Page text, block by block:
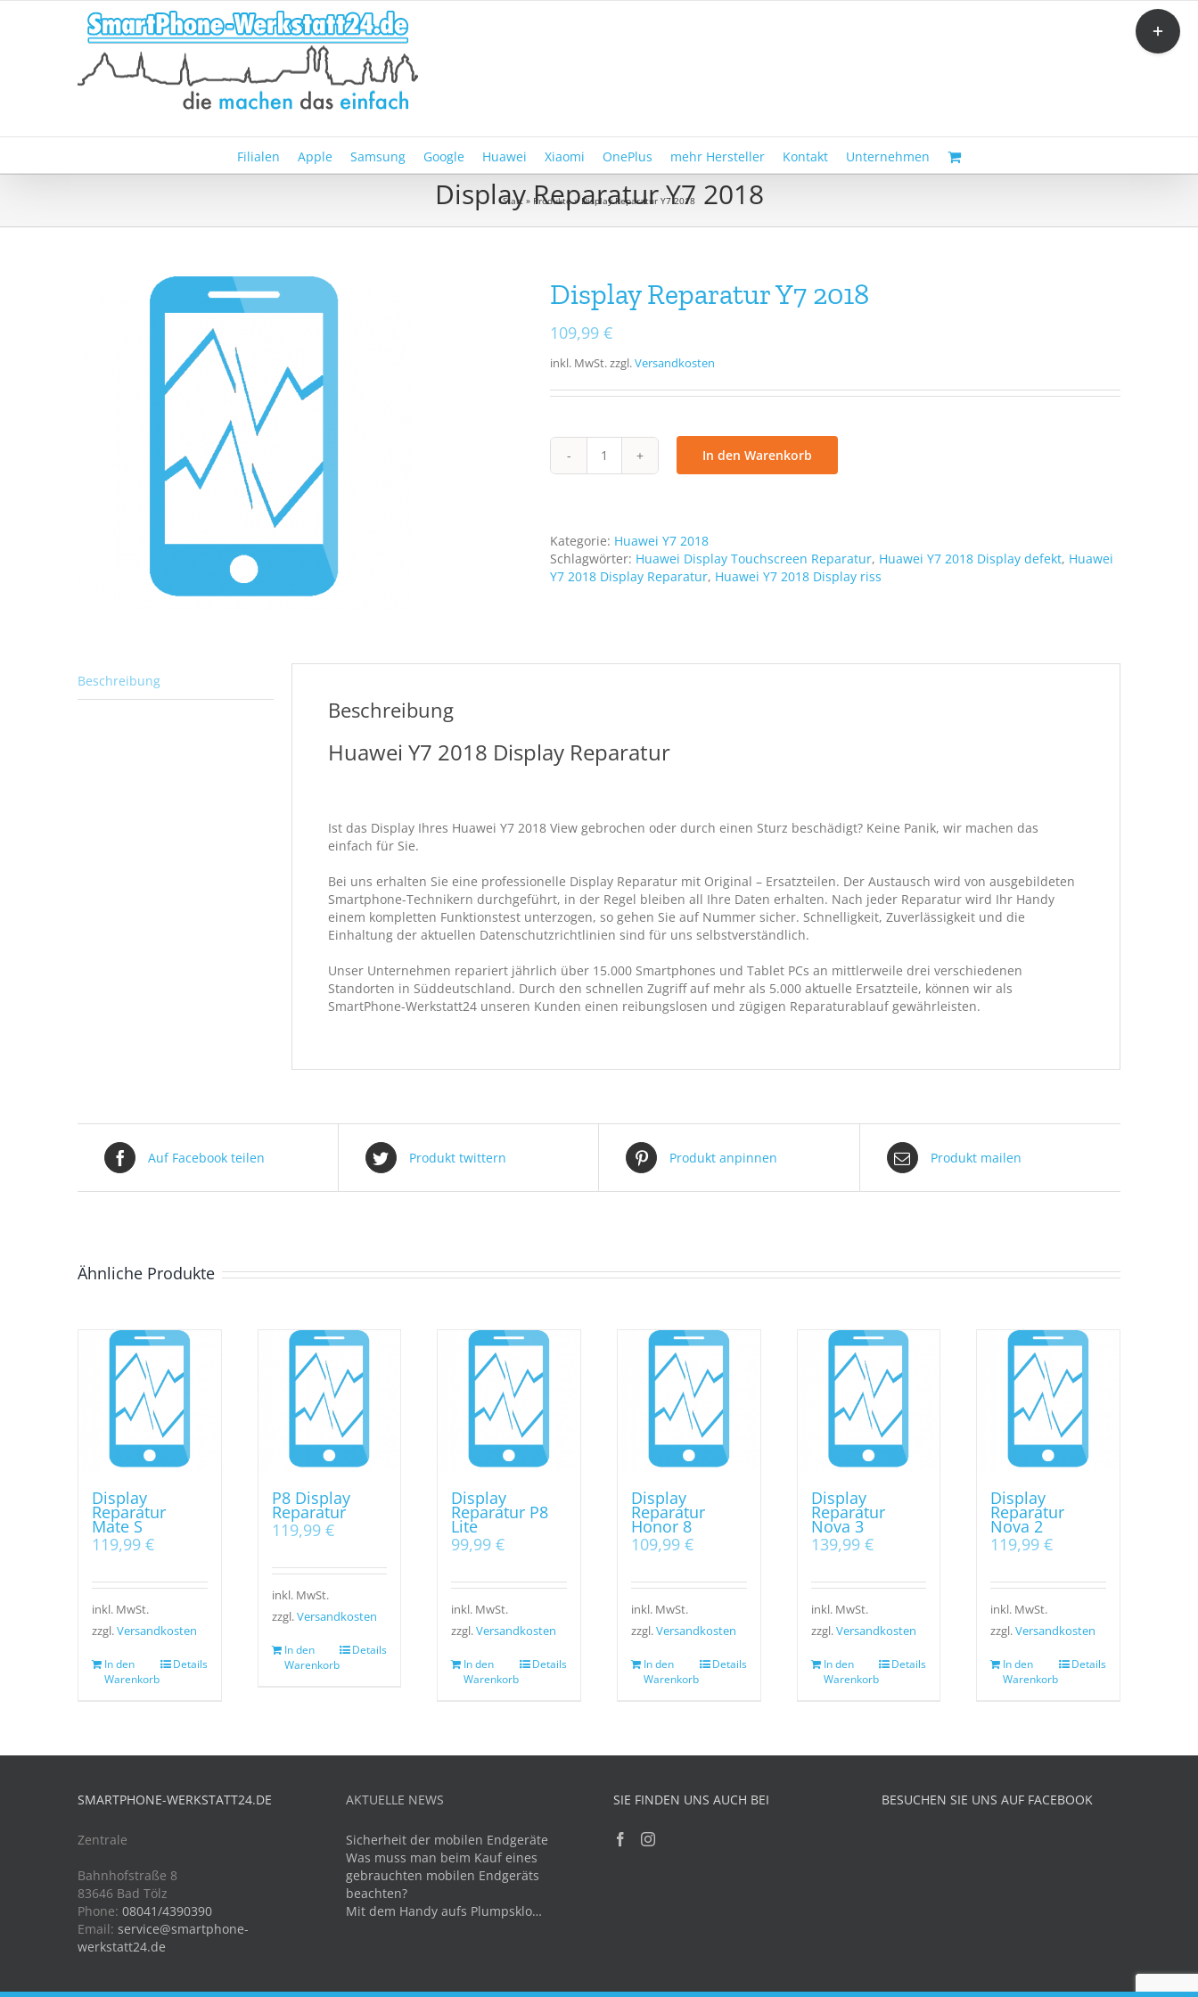
Filialen Apple Samsung Google Huawei Xiaomi OnePlus mehr Hersteller Kontakt Unternehmen
Display Reparatur Y7 2018
Start» Produkte»Display Reparatur Y7 2018
Display Reparatur Y7 2018
109,99 €
inkl. MwSt.zzgl.Versandkosten
Display
Reparatur
Menge
In den Warenkorb
Kategorie: Huawei Y7 2018
Schlagwörter: Huawei Display Touchscreen Reparatur, Huawei Y7 2018 Display defekt, Huawei
Y7 2018 Display Reparatur, Huawei Y7 2018 Display riss
Beschreibung
Beschreibung
Huawei Y7 2018 Display Reparatur
Ist das Display Ihres Huawei Y7 2018 View gebrochen oder durch einen Sturz beschädigt? Keine Panik, wir machen das
einfach für Sie.
Bei uns erhalten Sie eine professionelle Display Reparatur mit Original – Ersatzteilen. Der Austausch wird von ausgebildeten
Smartphone-Technikern durchgeführt, in der Regel bleiben all Ihre Daten erhalten. Nach jeder Reparatur wird Ihr Handy
einem kompletten Funktionstest unterzogen, so gehen Sie auf Nummer sicher. Schnelligkeit, Zuverlässigkeit und die
Einhaltung der aktuellen Datenschutzrichtlinien sind für uns selbstverständlich.
Unser Unternehmen repariert jährlich über 15.000 Smartphones und Tablet PCs an mittlerweile drei verschiedenen
Standorten in Süddeutschland. Durch den schnellen Zugriff auf mehr als 5.000 aktuelle Ersatzteile, können wir als
SmartPhone-Werkstatt24 unseren Kunden einen reibungslosen und zügigen Reparaturablauf gewährleisten.
Auf Facebook teilen Produkt twittern Produkt anpinnen Produkt mailen
Ähnliche Produkte
Display
Reparatur
Mate S
119,99 €
inkl. MwSt.
zzgl.Versandkosten
In den
Warenkorb
Details
P8 Display
Reparatur
119,99 €
inkl. MwSt.
zzgl.Versandkosten
In den
Warenkorb
Details
Display
Reparatur P8
Lite
99,99€
inkl. MwSt.
zzgl.Versandkosten
In den
Warenkorb
Details
Display
Reparatur
Honor 8
109,99 €
inkl. MwSt.
zzgl.Versandkosten
In den
Warenkorb
Details
Display
Reparatur
Nova 3
139,99 €
inkl. MwSt.
zzgl.Versandkosten
In den
Warenkorb
Details
Display
Reparatur
Nova 2
119,99€
inkl. MwSt.
zzgl.Versandkosten
In den
Warenkorb
Details
SMARTPHONE-WERKSTATT24.DE
Zentrale
Bahnhofstraße 8
83646 Bad Tölz
Phone: 08041/4390390
Email: service@smartphone-
werkstatt24.de
AKTUELLE NEWS
Sicherheit der mobilen Endgeräte
Was muss man beim Kauf eines
gebrauchten mobilen Endgeräts
beachten?
Mit dem Handy aufs Plumpsklo…
SIE FINDEN UNS AUCH BEI BESUCHEN SIE UNS AUF FACEBOOK
Toggle
Sliding
Bar